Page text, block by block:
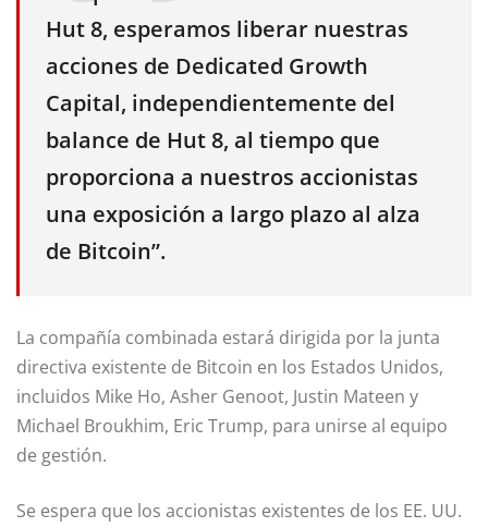
Hut 8, esperamos liberar nuestras
acciones de Dedicated Growth
Capital, independientemente del
balance de Hut 8, al tiempo que
proporciona a nuestros accionistas
una exposición a largo plazo al alza
de Bitcoin”.
La compañía combinada estará dirigida por la junta
directiva existente de Bitcoin en los Estados Unidos,
incluidos Mike Ho, Asher Genoot, Justin Mateen y
Michael Broukhim, Eric Trump, para unirse al equipo
de gestión.
Se espera que los accionistas existentes de los EE. UU.